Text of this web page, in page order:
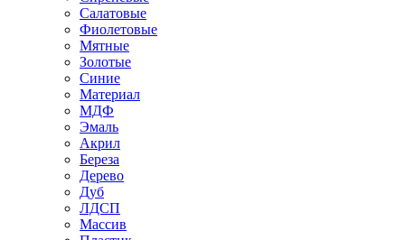
Салатовые
Фиолетовые
Мятные
Золотые
Синие
Материал
МДФ
Эмаль
Акрил
Береза
Дерево
Дуб
ЛДСП
Массив